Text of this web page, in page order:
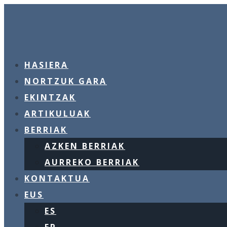
HASIERA
NORTZUK GARA
EKINTZAK
ARTIKULUAK
BERRIAK
AZKEN BERRIAK
AURREKO BERRIAK
KONTAKTUA
EUS
ES